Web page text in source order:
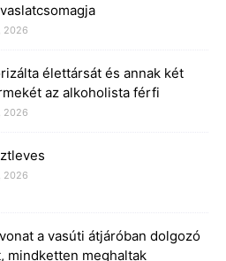
2026
élettársát és annak két
az alkoholista férfi
2026
2026
a vasúti átjáróban dolgozó
mindketten meghaltak